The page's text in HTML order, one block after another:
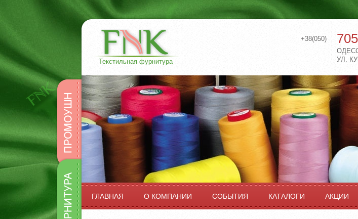
Промоушн
Фурнитура
Текстильная фурнитура
+38(050)
УЛ.
ГЛАВНАЯ О КОМПАНИИ СОБЫТИЯ КАТАЛОГИ АКЦИИ